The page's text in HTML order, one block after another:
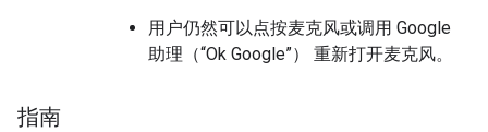
用户仍然可以点按麦克风或调用 Google
助理（“Ok Google”） 重新打开麦克风。
指南